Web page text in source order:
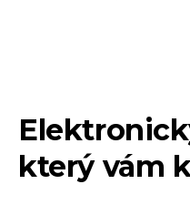
který vám